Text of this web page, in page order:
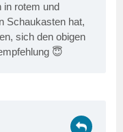
in rotem und
Schaukasten hat,
sich den obigen
😇